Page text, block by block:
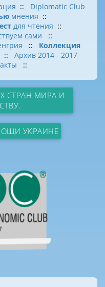
:: Diplomatic Club
мнения ::
для чтения ::
сами
::
:: Коллекция
:: Архив 2014 - 2017
::
СТРАН МИРА И
УКРАИНЕ